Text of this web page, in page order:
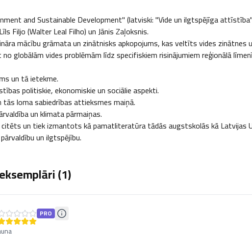
and Sustainable Development" (latviski: "Vide un ilgtspējīga
Filjo (Walter Leal Filho) un Jānis Zaļoksnis.
mācību grāmata un zinātnisks apkopojums, kas veltīts vides
globālām vides problēmām līdz specifiskiem risinājumiem reģionālā
un tā ietekme.
politiskie, ekonomiskie un sociālie aspekti.
loma sabiedrības attieksmes maiņā.
un klimata pārmaiņas.
citēts un tiek izmantots kā pamatliteratūra tādās augstskolās kā Latvijas
un ilgtspējību.
(1)
PRO